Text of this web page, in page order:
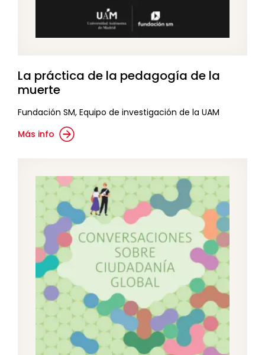
La práctica de la pedagogía de la
muerte
Fundación SM, Equipo de investigación de la UAM
Más info